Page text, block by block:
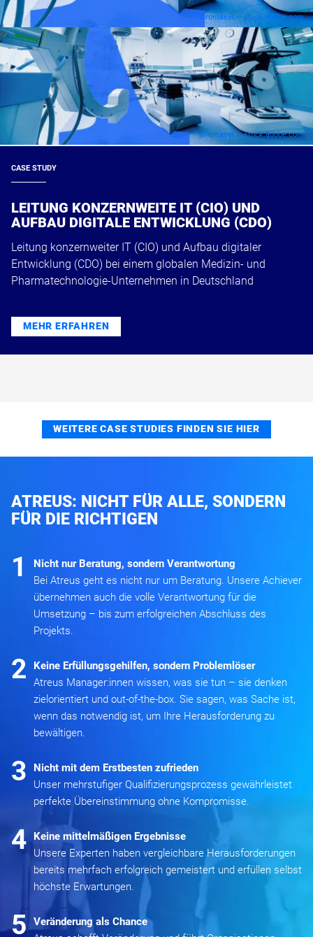
©romaset – stock.adobe.com
©romaset – stock.adobe.com
CASE STUDY
LEITUNG KONZERNWEITE IT (CIO) UND
AUFBAU DIGITALE ENTWICKLUNG (CDO)​
Leitung konzernweiter IT (CIO) und Aufbau digitaler
Entwicklung (CDO)​ bei einem globalen Medizin- und
Pharmatechnologie-Unternehmen in Deutschland
MEHR ERFAHREN
WEITERE CASE STUDIES FINDEN SIE HIER
ATREUS: NICHT FÜR ALLE, SONDERN
FÜR DIE RICHTIGEN
1
Nicht nur Beratung, sondern Verantwortung
Bei Atreus geht es nicht nur um Beratung. Unsere Achiever
übernehmen auch die volle Verantwortung für die
Umsetzung – bis zum erfolgreichen Abschluss des
Projekts.
2
Keine Erfüllungsgehilfen, sondern Problemlöser
Atreus Manager:innen wissen, was sie tun – sie denken
zielorientiert und out-of-the-box. Sie sagen, was Sache ist,
wenn das notwendig ist, um Ihre Herausforderung zu
bewältigen.
3
Nicht mit dem Erstbesten zufrieden
Unser mehrstufiger Qualifizierungsprozess gewährleistet
perfekte Übereinstimmung ohne Kompromisse.
4
Keine mittelmäßigen Ergebnisse
Unsere Experten haben vergleichbare Herausforderungen
bereits mehrfach erfolgreich gemeistert und erfüllen selbst
höchste Erwartungen.
5 Veränderung als Chance